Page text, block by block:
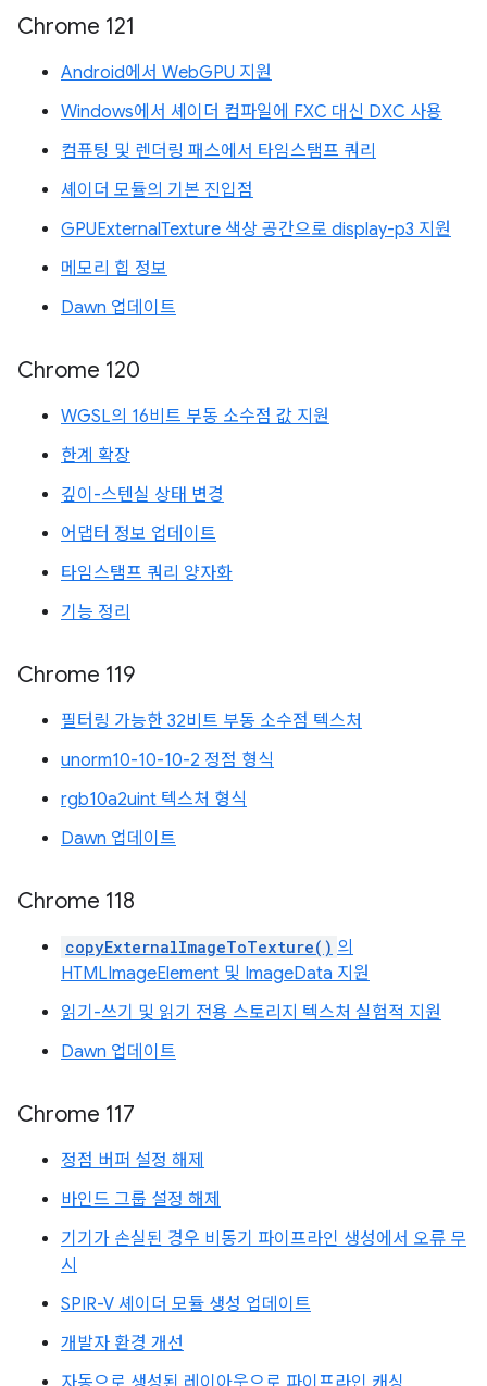
Chrome 121
Android에서 WebGPU 지원
Windows에서 셰이더 컴파일에 FXC 대신 DXC 사용
컴퓨팅 및 렌더링 패스에서 타임스탬프 쿼리
셰이더 모듈의 기본 진입점
GPUExternalTexture 색상 공간으로 display-p3 지원
메모리 힙 정보
Dawn 업데이트
Chrome 120
WGSL의 16비트 부동 소수점 값 지원
한계 확장
깊이-스텐실 상태 변경
어댑터 정보 업데이트
타임스탬프 쿼리 양자화
기능 정리
Chrome 119
필터링 가능한 32비트 부동 소수점 텍스처
unorm10-10-10-2 정점 형식
rgb10a2uint 텍스처 형식
Dawn 업데이트
Chrome 118
copyExternalImageToTexture() 의
HTMLImageElement 및 ImageData 지원
읽기-쓰기 및 읽기 전용 스토리지 텍스처 실험적 지원
Dawn 업데이트
Chrome 117
정점 버퍼 설정 해제
바인드 그룹 설정 해제
기기가 손실된 경우 비동기 파이프라인 생성에서 오류 무
시
SPIR-V 셰이더 모듈 생성 업데이트
개발자 환경 개선